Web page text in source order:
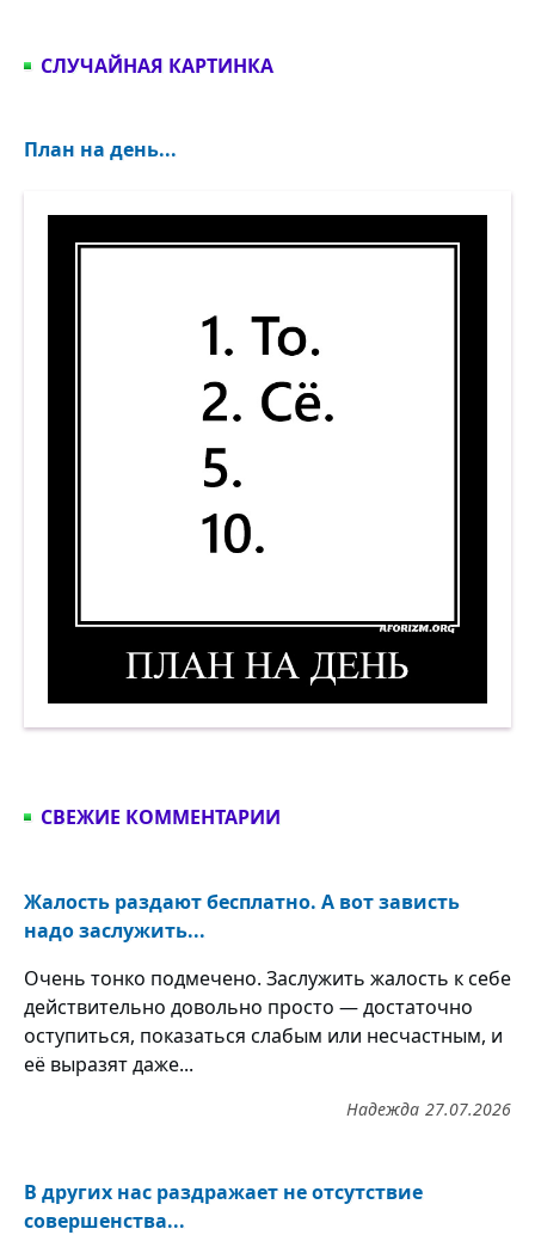
СЛУЧАЙНАЯ КАРТИНКА
План на день...
План на день. (1. То. 2. Сё. 5. 10.) Демотиватор
СВЕЖИЕ КОММЕНТАРИИ
Жалость раздают бесплатно. А вот зависть
надо заслужить...
Очень тонко подмечено. Заслужить жалость к себе
действительно довольно просто — достаточно
оступиться, показаться слабым или несчастным, и
её выразят даже...
27.07.2026
Надежда
В других нас раздражает не отсутствие
совершенства...